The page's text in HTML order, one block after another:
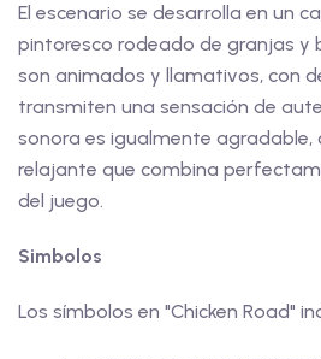
El escenario se desarrolla en un
pintoresco rodeado de granjas y
son animados y llamativos, con
transmiten una sensación de
sonora es igualmente agradable,
relajante que combina
del juego.
Simbolos
Los símbolos en "Chicken Road"